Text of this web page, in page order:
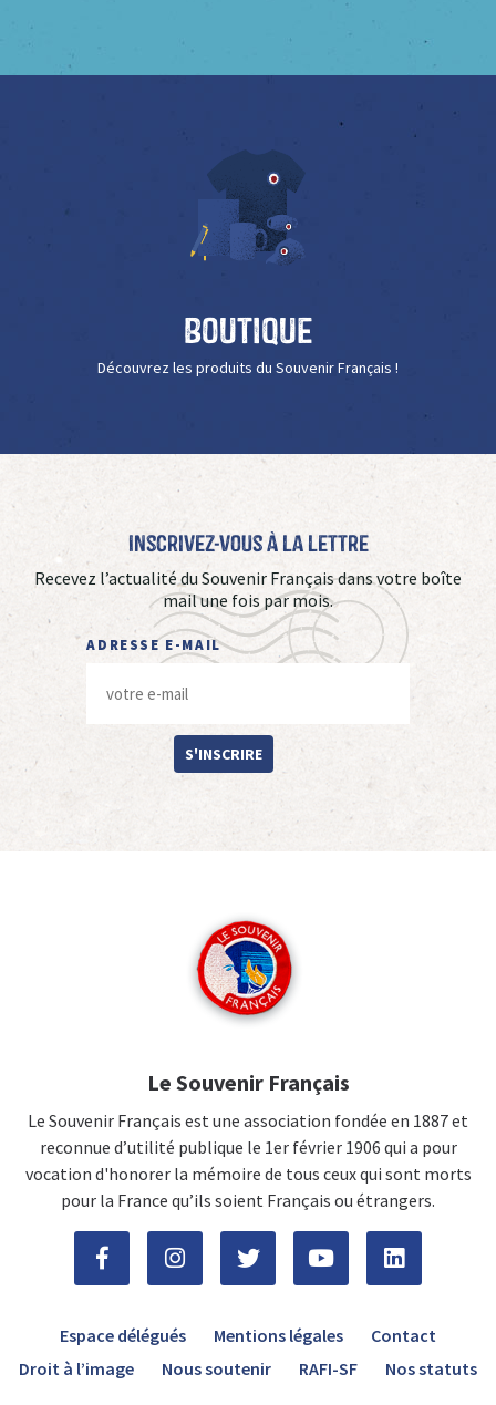
Boutique
Découvrez les produits du Souvenir Français !
Inscrivez-vous à La Lettre
Recevez l’actualité du Souvenir Français dans votre boîte
mail une fois par mois.
ADRESSE E-MAIL
S'INSCRIRE
Le Souvenir Français
Le Souvenir Français est une association fondée en 1887 et
reconnue d’utilité publique le 1er février 1906 qui a pour
vocation d'honorer la mémoire de tous ceux qui sont morts
pour la France qu’ils soient Français ou étrangers.
Espace délégués Mentions légales
Contact
Droit à l’image
Nous soutenir RAFI-SF Nos statuts